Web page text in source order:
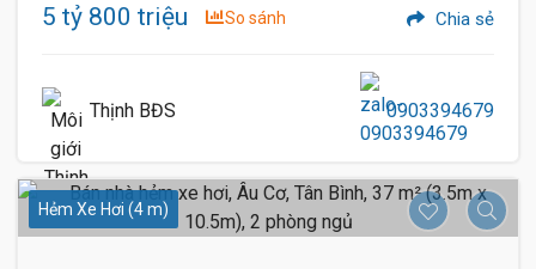
5 tỷ 800 triệu So sánh Chia sẻ
Thịnh BĐS 0903394679
Hẻm Xe Hơi (4 m)